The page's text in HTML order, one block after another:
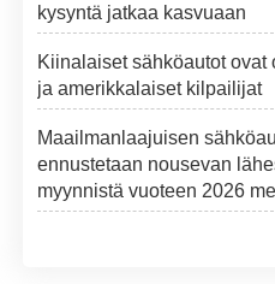
kysyntä jatkaa kasvuaan
Kiinalaiset sähköautot
ja amerikkalaiset kilpailijat
Maailmanlaajuisen
ennustetaan nousevan
myynnistä vuoteen 2026